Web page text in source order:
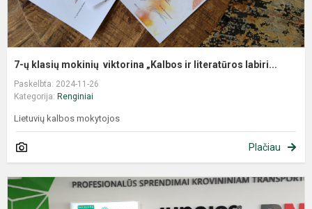
7-ų klasių mokinių viktorina „Kalbos ir literatūros labiri...
Paskelbta: 2024-11-26
Kategorija: Renginiai
Lietuvių kalbos mokytojos
Plačiau